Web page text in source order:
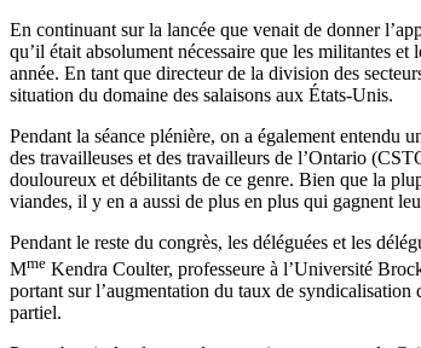
En continuant sur la lancée que venait de donner
qu’il était absolument nécessaire que les militantes
année. En tant que directeur de la division des
situation du domaine des salaisons aux États-Unis.
Pendant la séance plénière, on a également entendu
des travailleuses et des travailleurs de l’Ontario
douloureux et débilitants de ce genre. Bien que la
viandes, il y en a aussi de plus en plus qui gagnent
Pendant le reste du congrès, les déléguées et les
Mme Kendra Coulter, professeure à l’Université
portant sur l’augmentation du taux de
partiel.